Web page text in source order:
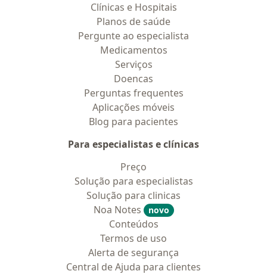
Clínicas e Hospitais
Planos de saúde
Pergunte ao especialista
Medicamentos
Serviços
Doencas
Perguntas frequentes
Aplicações móveis
Blog para pacientes
Para especialistas e clínicas
Preço
Solução para especialistas
Solução para clinicas
Noa Notes
novo
Conteúdos
Termos de uso
Alerta de segurança
Central de Ajuda para clientes